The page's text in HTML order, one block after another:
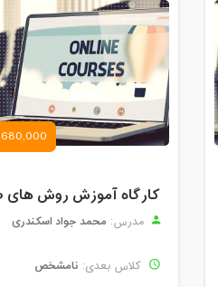
680,000 تومان
مدرس: محمد جواد اسکندری
کلاس بعدی: نامشخص